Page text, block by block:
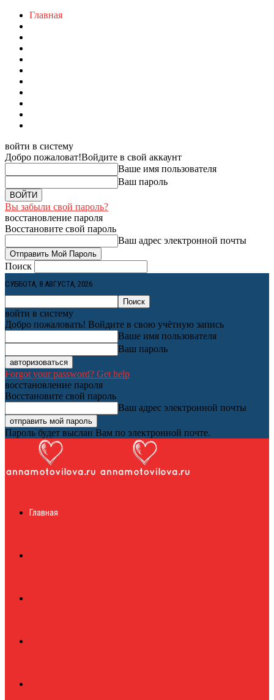
Главная
войти в систему
Добро пожаловат!Войдите в свой аккаунт
Ваше имя пользователя
Ваш пароль
Вы забыли свой пароль?
восстановление пароля
Восстановите свой пароль
Ваш адрес электронной почты
Поиск
СУББОТА, 8 АВГУСТА, 2026
войти в систему
Добро пожаловать! Войдите в свою учётную запись
Ваше имя пользователя
Ваш пароль
Forgot your password? Get help
восстановление пароля
Восстановите свой пароль
Ваш адрес электронной почты
Пароль будет выслан Вам по электронной почте.
журналГлавная